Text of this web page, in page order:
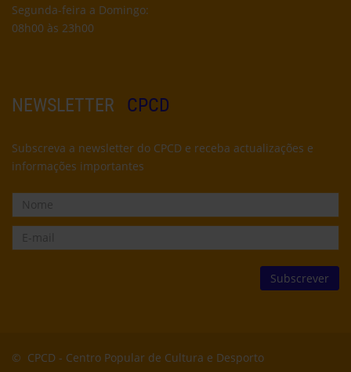
Segunda-feira a Domingo:
08h00 às 23h00
NEWSLETTER CPCD
Subscreva a newsletter do CPCD e receba actualizações e
informações importantes
© CPCD - Centro Popular de Cultura e Desporto